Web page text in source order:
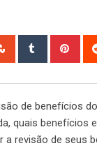
StumbleUpon
Tumblr
revisão de seus